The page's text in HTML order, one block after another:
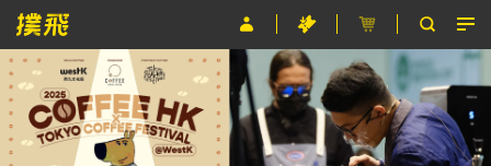
節目
主辦單位